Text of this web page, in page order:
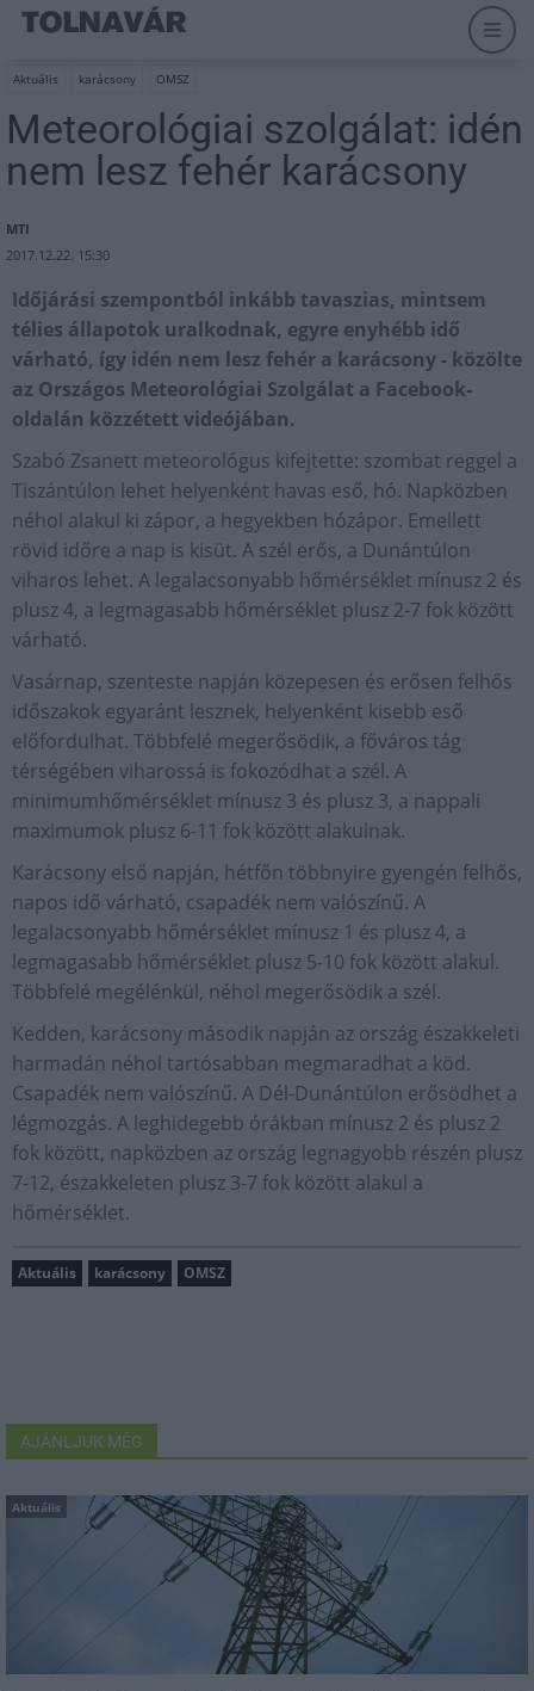
Aktuális karácsony OMSZ
Meteorológiai szolgálat: idén
nem lesz fehér karácsony
MTI
2017.12.22. 15:30
Időjárási szempontból inkább tavaszias, mintsem
télies állapotok uralkodnak, egyre enyhébb idő
várható, így idén nem lesz fehér a karácsony - közölte
az Országos Meteorológiai Szolgálat a Facebook-
oldalán közzétett videójában.
Szabó Zsanett meteorológus kifejtette: szombat reggel a
Tiszántúlon lehet helyenként havas eső, hó. Napközben
néhol alakul ki zápor, a hegyekben hózápor. Emellett
rövid időre a nap is kisüt. A szél erős, a Dunántúlon
viharos lehet. A legalacsonyabb hőmérséklet mínusz 2 és
plusz 4, a legmagasabb hőmérséklet plusz 2-7 fok között
várható.
Vasárnap, szenteste napján közepesen és erősen felhős
időszakok egyaránt lesznek, helyenként kisebb eső
előfordulhat. Többfelé megerősödik, a főváros tág
térségében viharossá is fokozódhat a szél. A
minimumhőmérséklet mínusz 3 és plusz 3, a nappali
maximumok plusz 6-11 fok között alakulnak.
Karácsony első napján, hétfőn többnyire gyengén felhős,
napos idő várható, csapadék nem valószínű. A
legalacsonyabb hőmérséklet mínusz 1 és plusz 4, a
legmagasabb hőmérséklet plusz 5-10 fok között alakul.
Többfelé megélénkül, néhol megerősödik a szél.
Kedden, karácsony második napján az ország északkeleti
harmadán néhol tartósabban megmaradhat a köd.
Csapadék nem valószínű. A Dél-Dunántúlon erősödhet a
légmozgás. A leghidegebb órákban mínusz 2 és plusz 2
fok között, napközben az ország legnagyobb részén plusz
7-12, északkeleten plusz 3-7 fok között alakul a
hőmérséklet.
Aktuális karácsony OMSZ
AJÁNLJUK MÉG
Aktuális